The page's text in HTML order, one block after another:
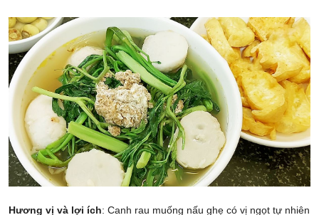
Hương vị và lợi ích: Canh rau muống nấu ghẹ có vị ngọt tự nhiên